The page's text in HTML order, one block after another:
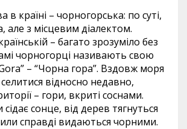
в країні – чорногорська: по суті,
але з місцевим діалектом.
– багато зрозуміло без
чорногорці називають свою
– “Чорна гора”. Вздовж моря
відносно недавно,
– гори, вкриті соснами.
сонце, від дерев тягнуться
справді видаються чорними.